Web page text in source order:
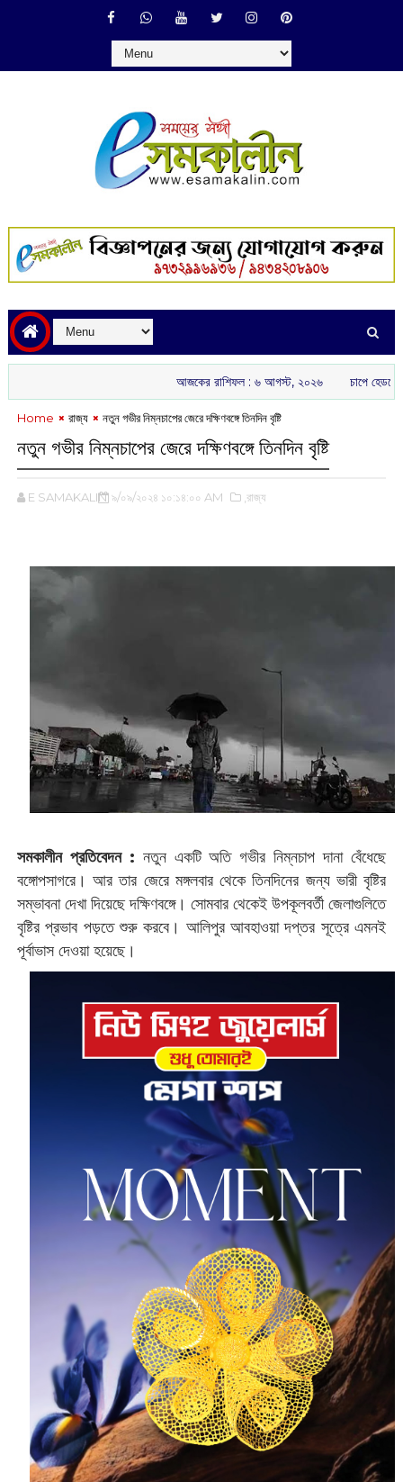
আজকের রাশিফল :‌ ‌‌৬ আগস্ট, ২০২৬ চাপে হেডকোচ গৌতম
Home রাজ্য নতুন গভীর নিম্নচাপের জেরে দক্ষিণবঙ্গে তিনদিন বৃষ্টি
নতুন গভীর নিম্নচাপের জেরে দক্ষিণবঙ্গে তিনদিন বৃষ্টি
E SAMAKALIN ৯/০৯/২০২৪ ১০:১৪:০০ AM ,রাজ্য
সমকালীন প্রতিবেদন : নতুন একটি অতি গভীর নিম্নচাপ দানা বেঁধেছে
বঙ্গোপসাগরে। আর তার জেরে মঙ্গলবার থেকে তিনদিনের জন্য ভারী বৃষ্টির
সম্ভাবনা দেখা দিয়েছে দক্ষিণবঙ্গে। সোমবার থেকেই উপকূলবর্তী জেলাগুলিতে
বৃষ্টির প্রভাব পড়তে শুরু করবে। আলিপুর আবহাওয়া দপ্তর সূত্রে এমনই
পূর্বাভাস দেওয়া হয়েছে।